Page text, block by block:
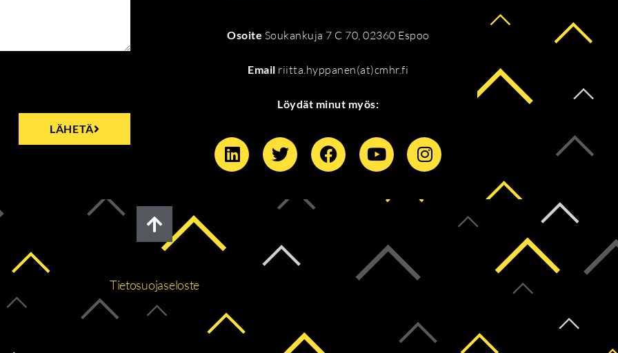
LÄHETÄ
Osoite Soukankuja 7 C 70, 02360 Espoo
Email riitta.hyppanen(at)cmhr.fi
Löydät minut myös:
Tietosuojaseloste